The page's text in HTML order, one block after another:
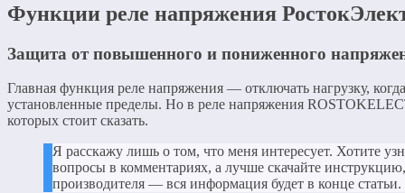
Функции реле напряжения
Защита от повышенного и пониженного
Главная функция реле напряжения — отключать нагрузку,
установленные пределы. Но в реле напряжения
которых стоит сказать.
Я расскажу лишь о том, что меня интересует. Хотите
вопросы в комментариях, а лучше скачайте
производителя — вся информация будет в конце статьи.